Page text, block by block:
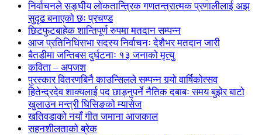
निर्वाचनले सङ्घीय लोकतान्त्रिक गणतन्त्रात्मक प्रणालीलाई अझ
सुदृढ बनाएको छः प्रचण्ड
छिटफुटबाहेक शान्तिपूर्ण रुपमा मतदान सम्पन्न
आज प्रतिनिधिसभा सदस्य निर्वाचनः देशैभर मतदान जारी
बैतडीमा जन्तिबस दुर्घटनाः १३ जनाको मृत्यु
कविता – अपजश
पुरस्कार वितरणबिनै काउन्सिलले सम्पन्न गर्‍यो वार्षिकोत्सव
हितेन्द्रदेव शाक्यलाई पद छाड्नुपर्ने नैतिक दबाबः समय बुझेर बाटो
खुलाउन मन्त्री घिसिङको म्यासेज
खतिवडाको नयाँ गीत जमाना आजकाल
सहनशीलताको ब्रेक